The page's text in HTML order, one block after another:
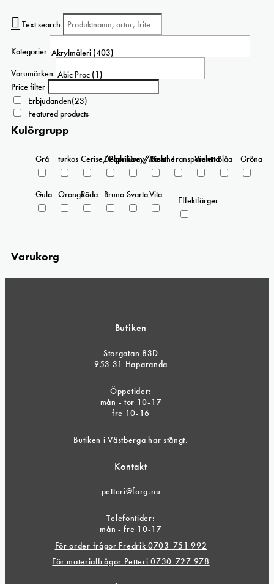
Text search
Kategorier
Varumärken
Price filter
Erbjudanden(23)
Featured products
Kulörgrupp
Grå turkos Cerise/Paprika
Delphinium/Menthe
Grey/Pink
Rosa Transparent
ViolettaBlåa Gröna
Gula OrangeaRöda Bruna SvartaVita
Effektfärger
Varukorg
Butiken
Storgatan 83D
953 31 Haparanda
Öppetider:
mån - tor 10-17
fre 10-16
Butiken i Västberga har stängt.
Kontakt
petteri@farg.nu
Telefontider:
mån - fre 10-17
För order frågor Fredrik 0703-751 992
För materialfrågor Petteri 0730-727 978